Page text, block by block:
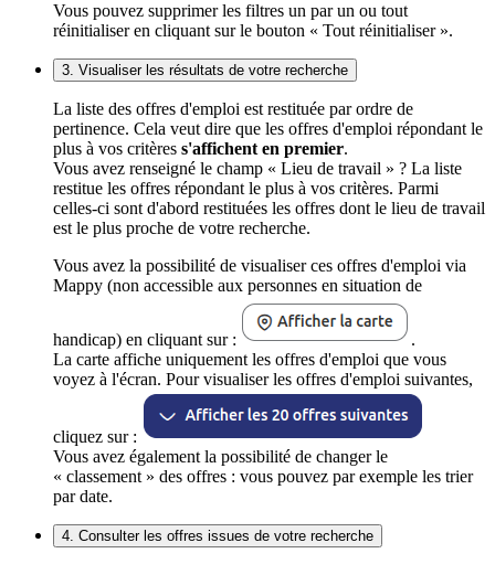
Vous pouvez supprimer les filtres un par un ou tout
réinitialiser en cliquant sur le bouton « Tout réinitialiser ».
3. Visualiser les résultats de votre recherche
La liste des offres d'emploi est restituée par ordre de
pertinence. Cela veut dire que les offres d'emploi répondant le
plus à vos critères s'affichent en premier.
Vous avez renseigné le champ « Lieu de travail » ? La liste
restitue les offres répondant le plus à vos critères. Parmi
celles-ci sont d'abord restituées les offres dont le lieu de travail
est le plus proche de votre recherche.
Vous avez la possibilité de visualiser ces offres d'emploi via
Mappy (non accessible aux personnes en situation de
handicap) en cliquant sur :
.
La carte affiche uniquement les offres d'emploi que vous
voyez à l'écran. Pour visualiser les offres d'emploi suivantes,
cliquez sur :
Vous avez également la possibilité de changer le
« classement » des offres : vous pouvez par exemple les trier
par date.
4. Consulter les offres issues de votre recherche